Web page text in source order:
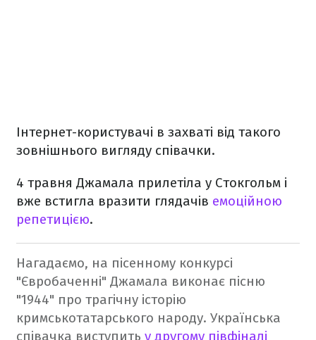
Інтернет-користувачі в захваті від такого
зовнішнього вигляду співачки.
4 травня Джамала прилетіла у Стокгольм і
вже встигла вразити глядачів емоційною
репетицією.
Нагадаємо, на пісенному конкурсі
"Євробаченні" Джамала виконає пісню
"1944" про трагічну історію
кримськотатарського народу. Українська
співачка виступить у другому півфіналі